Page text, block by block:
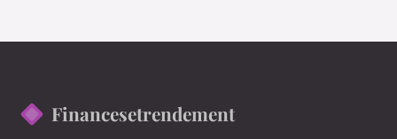
Financesetrendement